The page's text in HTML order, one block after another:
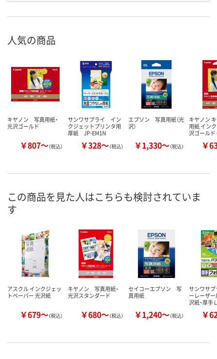
人気の商品
キヤノン 写真用紙・
光沢ゴールド
￥807～（税込）
サンワサプライ イン
クジェットプリンタ用
厚紙 JP-EM1N
￥328～（税込）
エプソン 写真用紙（光
沢）
￥1,330～（税込）
キヤノン
用紙 イン
沢ゴール
￥
この商品を見た人はこちらも検討されていま
す
アスクル インクジェッ
トペーパー 光沢紙
￥679～（税込）
キヤノン 写真用紙・
光沢スタンダード
￥680～（税込）
セイコーエプソン 写
真用紙
￥1,240～（税込）
サンワサ
ーレーザ
沢紙・厚手
￥